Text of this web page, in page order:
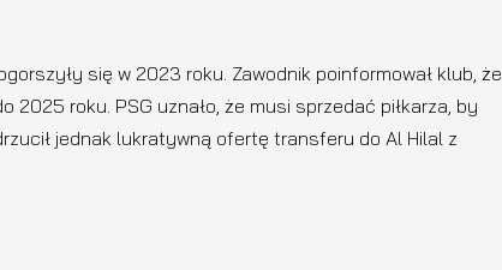
się w 2023 roku. Zawodnik poinformował klub, że
2025 roku. PSG uznało, że musi sprzedać piłkarza, by
jednak lukratywną ofertę transferu do Al Hilal z